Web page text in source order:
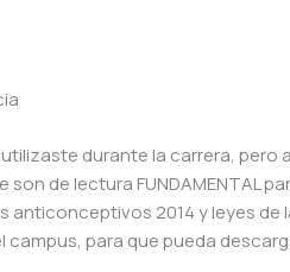
durante la carrera, pero
de lectura FUNDAMENTAL
anticonceptivos 2014 y leyes
campus, para que pueda